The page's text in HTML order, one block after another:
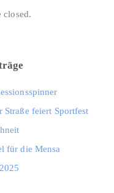
closed.
Straße feiert Sportfest
für die Mensa